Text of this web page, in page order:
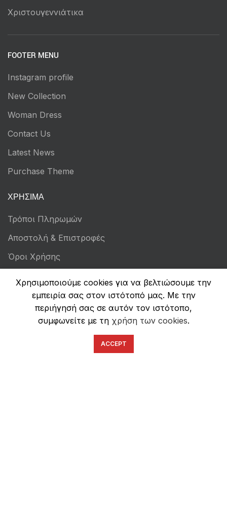
Χριστουγεννιάτικα
FOOTER MENU
Instagram profile
New Collection
Woman Dress
Contact Us
Latest News
Purchase Theme
ΧΡΉΣΙΜΑ
Τρόποι Πληρωμών
Αποστολή & Επιστροφές
Όροι Χρήσης
Ασφάλεια Συναλλαγών
Χρησιμοποιούμε cookies για να βελτιώσουμε την
εμπειρία σας στον ιστότοπό μας. Με την
περιήγησή σας σε αυτόν τον ιστότοπο,
συμφωνείτε με τη χρήση των cookies.
ACCEPT